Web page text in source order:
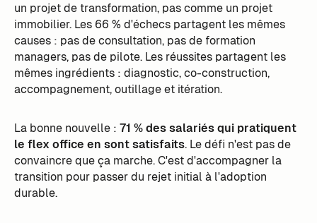
un projet de transformation, pas comme un projet
immobilier. Les 66 % d'échecs partagent les mêmes
causes : pas de consultation, pas de formation
managers, pas de pilote. Les réussites partagent les
mêmes ingrédients : diagnostic, co-construction,
accompagnement, outillage et itération.
La bonne nouvelle : 71 % des salariés qui pratiquent
le flex office en sont satisfaits. Le défi n'est pas de
convaincre que ça marche. C'est d'accompagner la
transition pour passer du rejet initial à l'adoption
durable.